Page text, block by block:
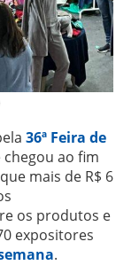
36ª Feira de
chegou ao fim
mais de R$ 6
os produtos e
expositores
.